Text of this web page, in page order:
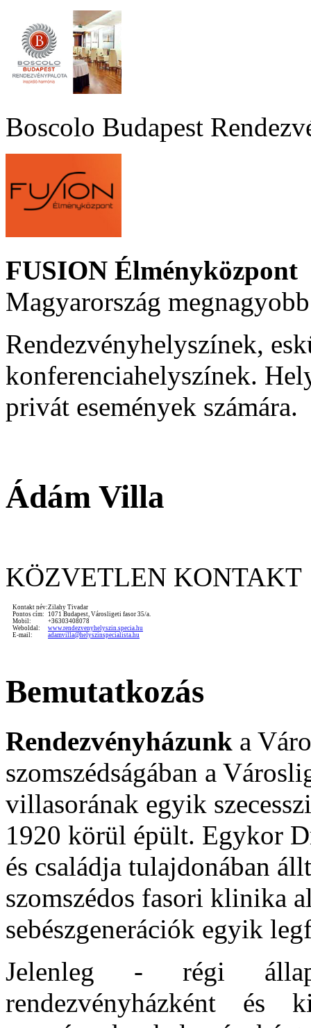
Boscolo Budapest
FUSION Élményközpont
Magyarország
Rendezvényhelyszínek,
konferenciahelyszínek.
privát események számára.
Ádám Villa
KÖZVETLEN KONTAKT
Kontakt név:Zilahy Tivadar
Pontos cím:
1071 Budapest, Városligeti fasor 35/a.
Mobil:
+36303408078
Weboldal:
www.rendezvenyhelyszin.specia.hu
E-mail:
adamvilla@helyszinspecialista.hu
Bemutatkozás
Rendezvényházunk a
szomszédságában a
villasorának egyik
1920 körül épült. Egykor
és családja tulajdonában
szomszédos fasori klinika
sebészgenerációk egyik
Jelenleg - régi
rendezvényházként és